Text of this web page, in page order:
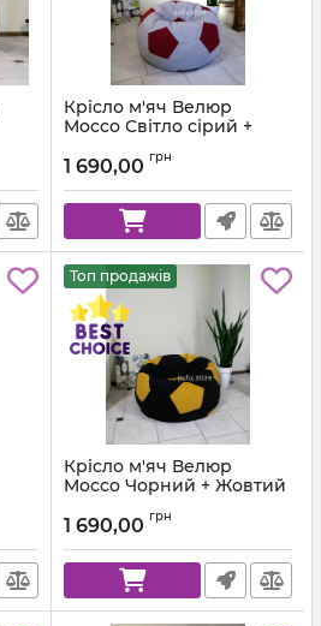
Крісло м'яч Велюр
Mocco Світло сірий +
Артикул: ball-mocco-94-65-80
1 690,00 грн
Топ продажів
Крісло м'яч Велюр
Mocco Чорний + Жовтий
1 690,00 грн